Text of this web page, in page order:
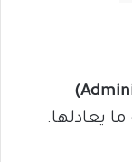
يعادلها.